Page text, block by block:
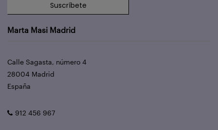
Suscríbete
Marta Masi Madrid
Calle Sagasta, número 4
28004 Madrid
España
912 456 967